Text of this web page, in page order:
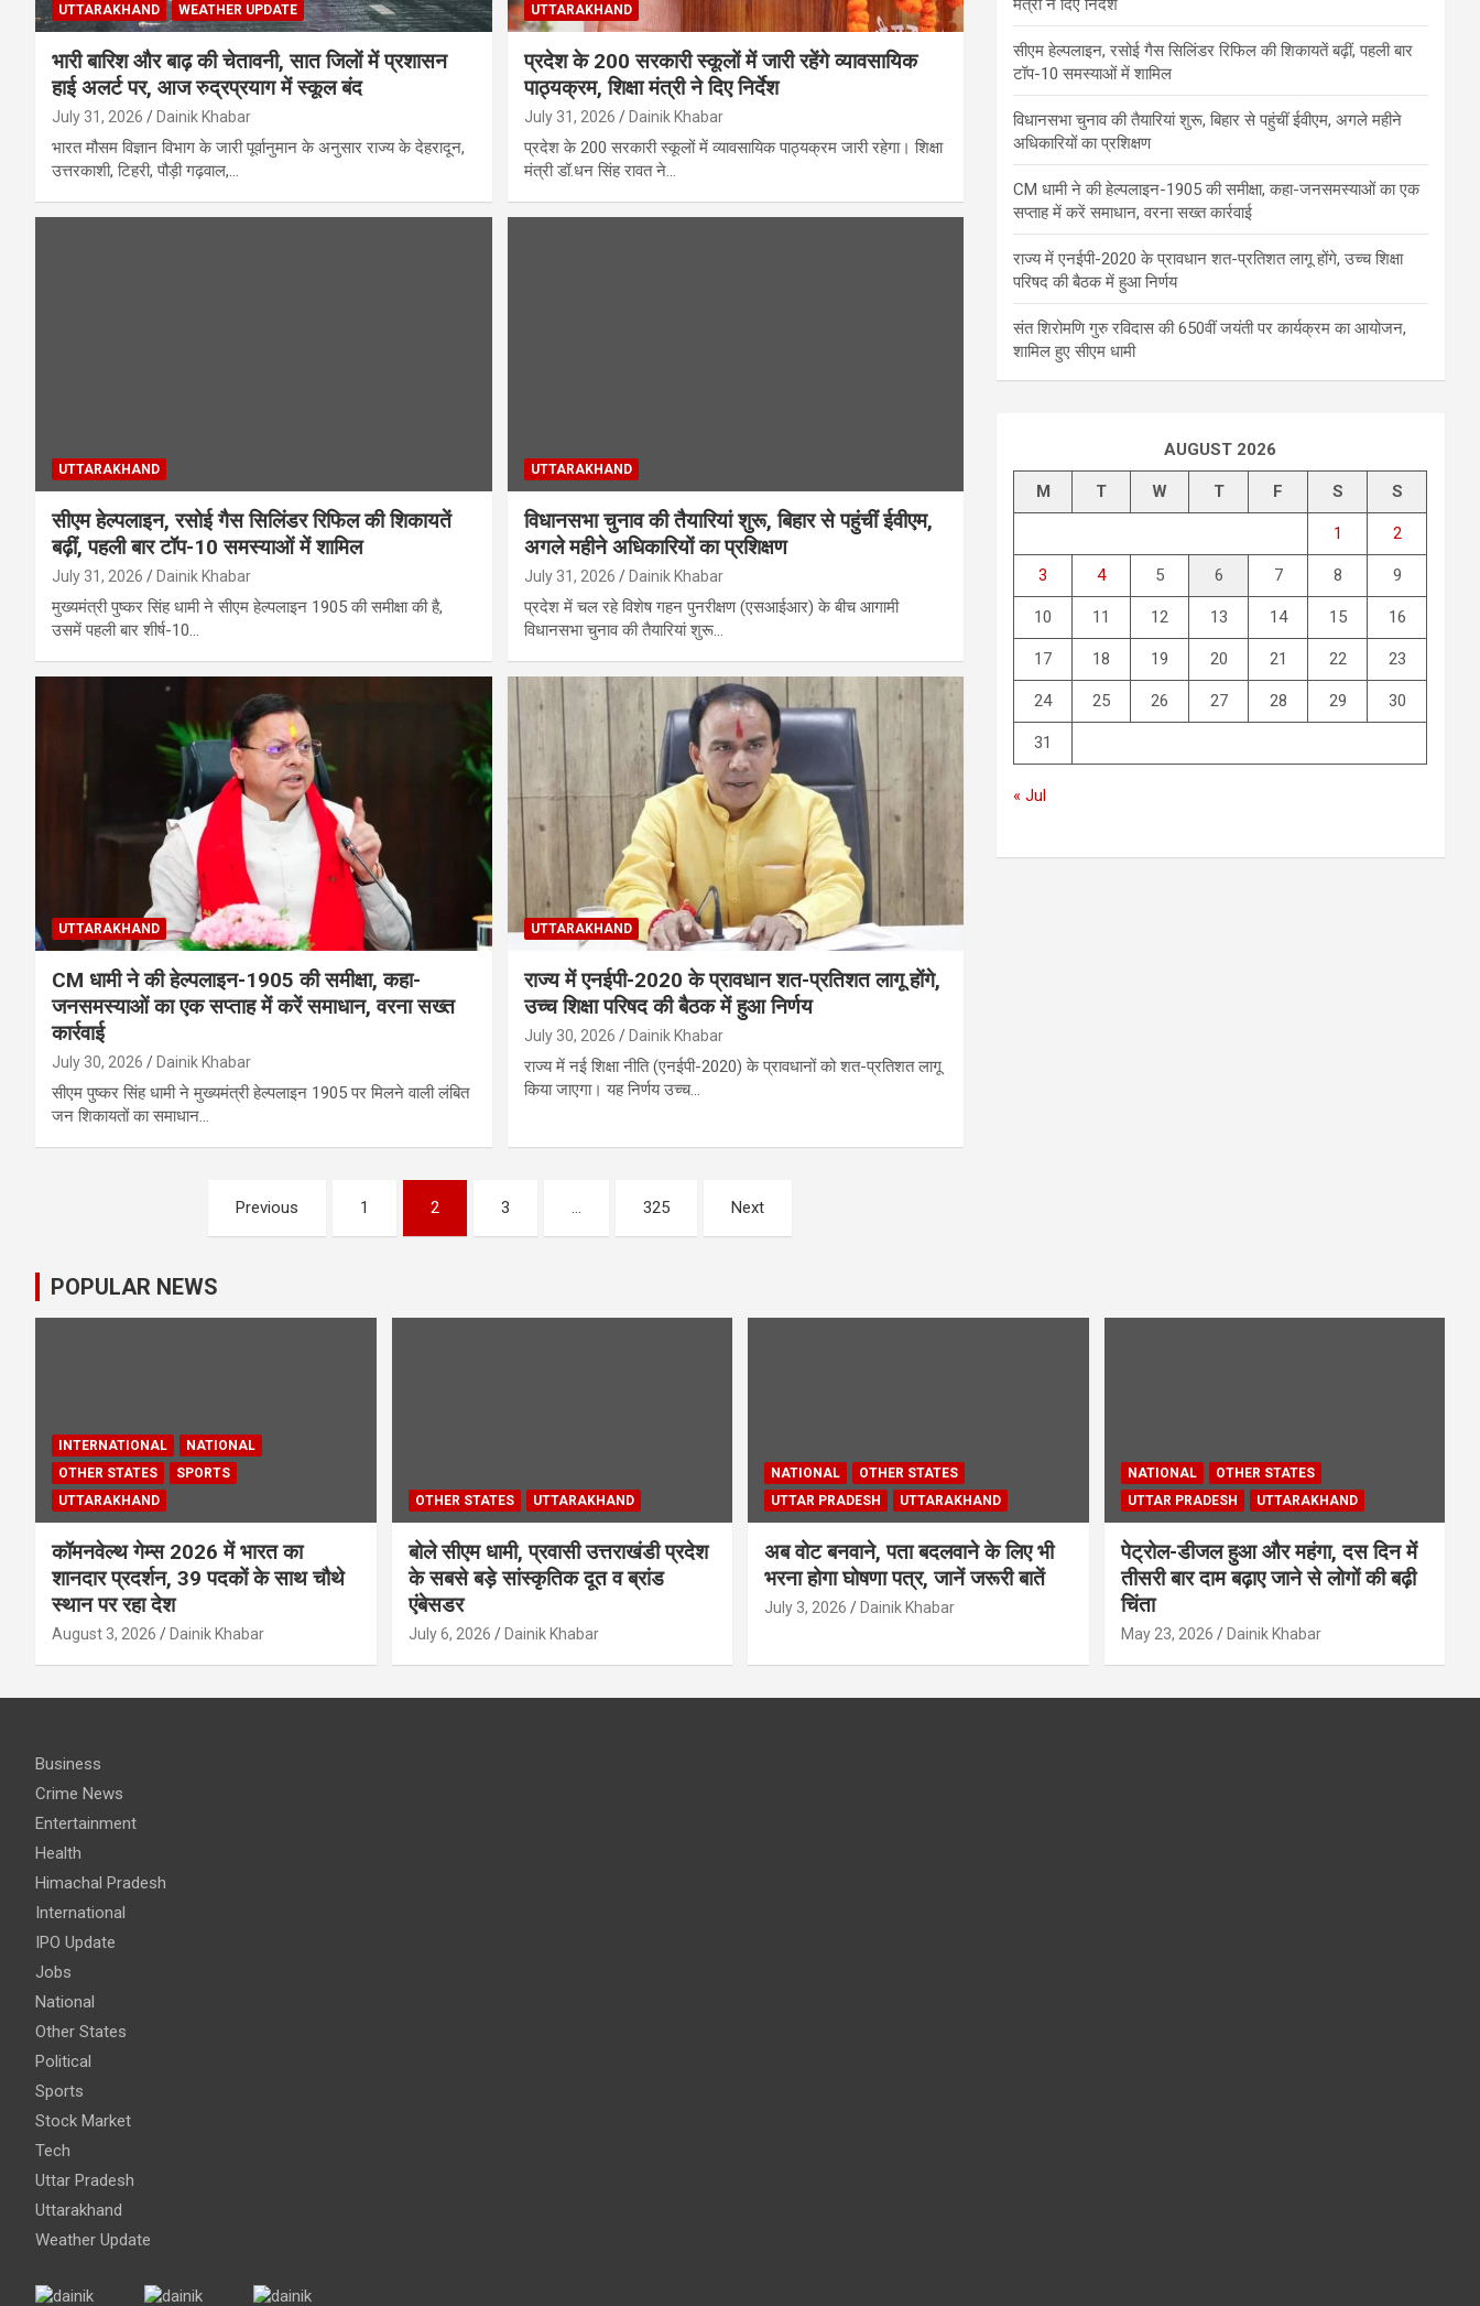
UTTARAKHAND WEATHER UPDATE
भारी बारिश और बाढ़ की चेतावनी, सात जिलों में प्रशासन
हाई अलर्ट पर, आज रुद्रप्रयाग में स्कूल बंद
July 31, 2026 Dainik Khabar
भारत मौसम विज्ञान विभाग के जारी पूर्वानुमान के अनुसार राज्य के देहरादून,
उत्तरकाशी, टिहरी, पौड़ी गढ़वाल,…
UTTARAKHAND
प्रदेश के 200 सरकारी स्कूलों में जारी रहेंगे व्यावसायिक
पाठ्यक्रम, शिक्षा मंत्री ने दिए निर्देश
July 31, 2026 Dainik Khabar
प्रदेश के 200 सरकारी स्कूलों में व्यावसायिक पाठ्यक्रम जारी रहेगा। शिक्षा
मंत्री डॉ.धन सिंह रावत ने…
UTTARAKHAND
सीएम हेल्पलाइन, रसोई गैस सिलिंडर रिफिल की शिकायतें
बढ़ीं, पहली बार टॉप-10 समस्याओं में शामिल
July 31, 2026 Dainik Khabar
मुख्यमंत्री पुष्कर सिंह धामी ने सीएम हेल्पलाइन 1905 की समीक्षा की है,
उसमें पहली बार शीर्ष-10…
UTTARAKHAND
विधानसभा चुनाव की तैयारियां शुरू, बिहार से पहुंचीं ईवीएम,
अगले महीने अधिकारियों का प्रशिक्षण
July 31, 2026 Dainik Khabar
प्रदेश में चल रहे विशेष गहन पुनरीक्षण (एसआईआर) के बीच आगामी
विधानसभा चुनाव की तैयारियां शुरू…
UTTARAKHAND
CM धामी ने की हेल्पलाइन-1905 की समीक्षा, कहा-
जनसमस्याओं का एक सप्ताह में करें समाधान, वरना सख्त
कार्रवाई
July 30, 2026 Dainik Khabar
सीएम पुष्कर सिंह धामी ने मुख्यमंत्री हेल्पलाइन 1905 पर मिलने वाली लंबित
जन शिकायतों का समाधान…
UTTARAKHAND
राज्य में एनईपी-2020 के प्रावधान शत-प्रतिशत लागू होंगे,
उच्च शिक्षा परिषद की बैठक में हुआ निर्णय
July 30, 2026 Dainik Khabar
राज्य में नई शिक्षा नीति (एनईपी-2020) के प्रावधानों को शत-प्रतिशत लागू
किया जाएगा। यह निर्णय उच्च…
Previous 1 2 3 … 325 Next
मंत्री ने दिए निर्देश
सीएम हेल्पलाइन, रसोई गैस सिलिंडर रिफिल की शिकायतें बढ़ीं, पहली बार
टॉप-10 समस्याओं में शामिल
विधानसभा चुनाव की तैयारियां शुरू, बिहार से पहुंचीं ईवीएम, अगले महीने
अधिकारियों का प्रशिक्षण
CM धामी ने की हेल्पलाइन-1905 की समीक्षा, कहा-जनसमस्याओं का एक
सप्ताह में करें समाधान, वरना सख्त कार्रवाई
राज्य में एनईपी-2020 के प्रावधान शत-प्रतिशत लागू होंगे, उच्च शिक्षा
परिषद की बैठक में हुआ निर्णय
संत शिरोमणि गुरु रविदास की 650वीं जयंती पर कार्यक्रम का आयोजन,
शामिल हुए सीएम धामी
AUGUST 2026
M T W T F S S
1 2
3 4 5 6 7 8 9
10 11 12 13 14 15 16
17 18 19 20 21 22 23
24 25 26 27 28 29 30
31
« Jul
POPULAR NEWS
INTERNATIONAL
NATIONAL
OTHER STATES
SPORTS
UTTARAKHAND
कॉमनवेल्थ गेम्स 2026 में भारत का
शानदार प्रदर्शन, 39 पदकों के साथ चौथे
स्थान पर रहा देश
August 3, 2026 Dainik Khabar
OTHER STATES UTTARAKHAND
बोले सीएम धामी, प्रवासी उत्तराखंडी प्रदेश
के सबसे बड़े सांस्कृतिक दूत व ब्रांड
एंबेसडर
July 6, 2026 Dainik Khabar
NATIONAL
OTHER STATES
UTTAR PRADESH
UTTARAKHAND
अब वोट बनवाने, पता बदलवाने के लिए भी
भरना होगा घोषणा पत्र, जानें जरूरी बातें
July 3, 2026 Dainik Khabar
NATIONAL
OTHER STATES
UTTAR PRADESH
UTTARAKHAND
पेट्रोल-डीजल हुआ और महंगा, दस दिन में
तीसरी बार दाम बढ़ाए जाने से लोगों की बढ़ी
चिंता
May 23, 2026 Dainik Khabar
Business
Crime News
Entertainment
Health
Himachal Pradesh
International
IPO Update
Jobs
National
Other States
Political
Sports
Stock Market
Tech
Uttar Pradesh
Uttarakhand
Weather Update